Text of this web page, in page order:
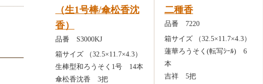
（生1号棒/傘松香沈
香）
品番 S3000KJ
箱サイズ （32.5×11.7×4.3）
生棒型和ろうそく1号 14本
傘松香沈香 3把
二種香
品番 7220
箱サイズ （32.5×11.7×4.3）
蓮華ろうそく(転写ｼｰﾙ) 6
本
吉祥 5把